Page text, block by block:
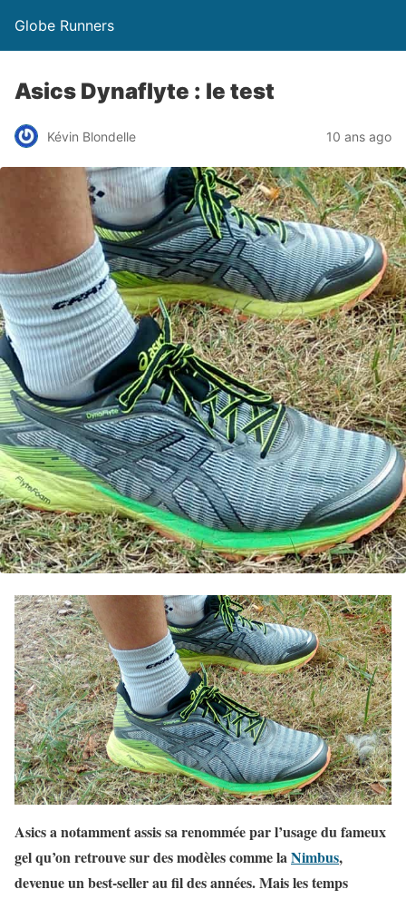
Globe Runners
Asics Dynaflyte : le test
Kévin Blondelle 10 ans ago
Asics a notamment assis sa renommée par l’usage du fameux
gel qu’on retrouve sur des modèles comme laNimbus,
devenue un best-seller au fil des années. Mais les temps